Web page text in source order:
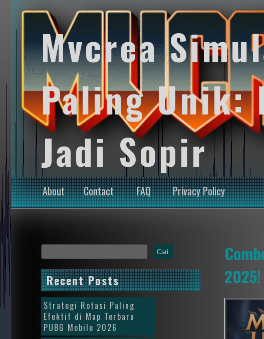
Mvcrea
Paling Unik:
Jadi Sopir
About Contact FAQ Privacy Policy
2025!
Cari
Recent Posts
Strategi Rotasi Paling
Efektif di Map Terbaru
PUBG Mobile 2026